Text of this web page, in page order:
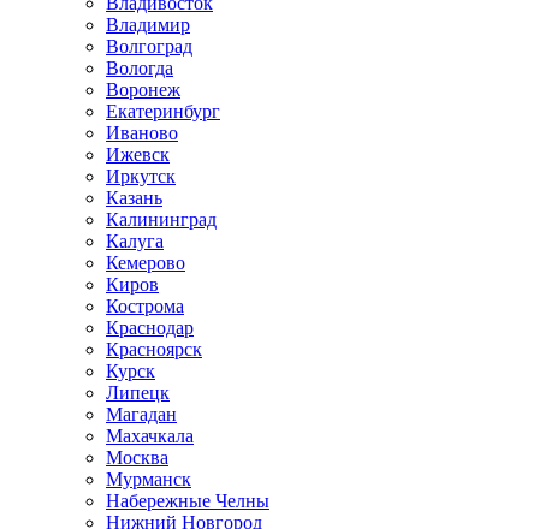
Владимир
Волгоград
Вологда
Воронеж
Екатеринбург
Иваново
Ижевск
Иркутск
Казань
Калининград
Калуга
Кемерово
Киров
Кострома
Краснодар
Красноярск
Курск
Липецк
Магадан
Махачкала
Москва
Мурманск
Набережные Челны
Нижний Новгород